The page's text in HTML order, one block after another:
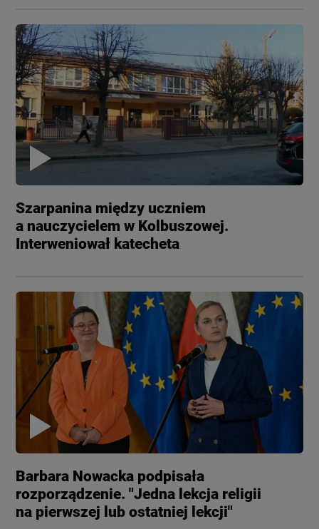
Szarpanina między uczniem
a nauczycielem w Kolbuszowej.
Interweniował katecheta
Barbara Nowacka podpisała
rozporządzenie. "Jedna lekcja religii
na pierwszej lub ostatniej lekcji"